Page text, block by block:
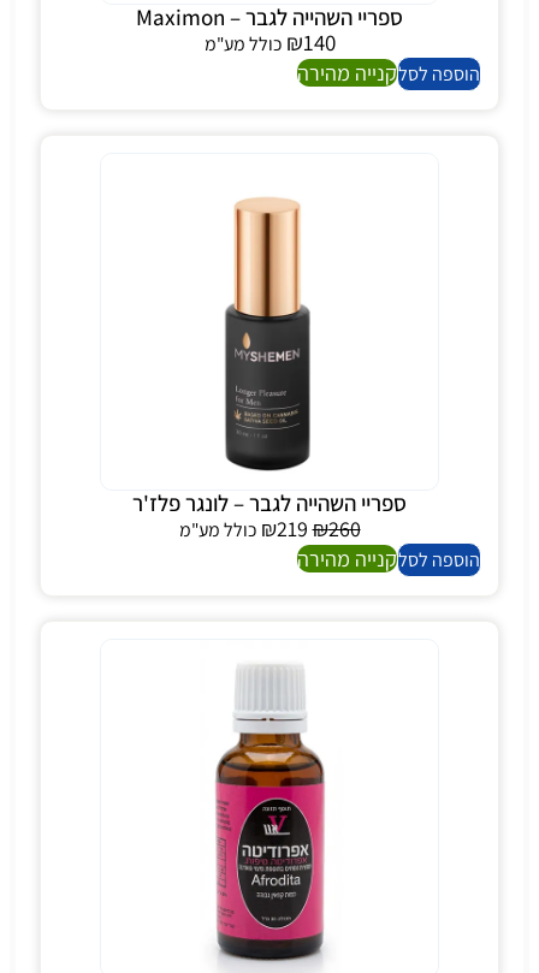
ספריי השהייה לגבר – Maximon
₪140
כולל מע"מ
הוספה לסלקנייה מהירה
ספריי השהייה לגבר – לונגר פלז'ר
₪260
₪219
כולל מע"מ
הוספה לסלקנייה מהירה